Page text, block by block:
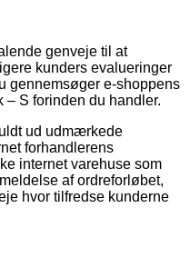
genveje til at
kunders evalueringer
gennemsøger e-shoppens
– S forinden du handler.
ud udmærkede
forhandlerens
internet varehuse som
af ordreforløbet,
hvor tilfredse kunderne